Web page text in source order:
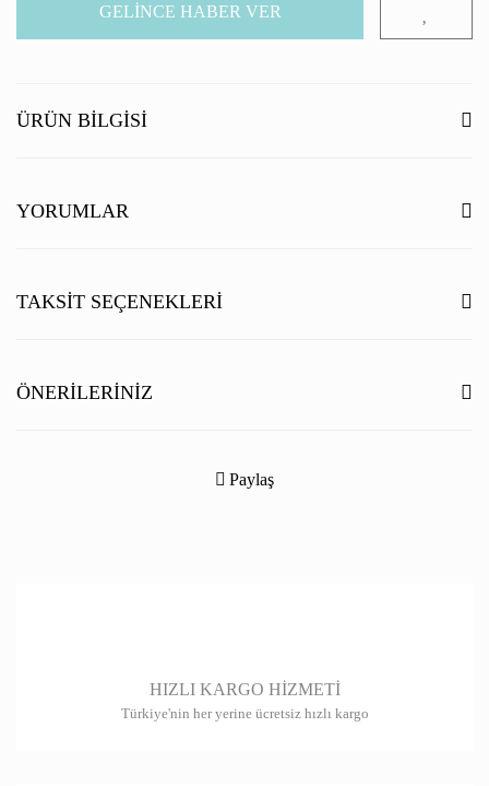
GELİNCE HABER VER
ÜRÜN BILGISI
YORUMLAR
Bu ürüne ilk yorumu siz yapın!
TAKSIT SEÇENEKLERI
ÖNERILERINIZ
yetersiz gördüğünüz noktaları öneri formunu kullanarak tarafımıza
Ürün fiyatı diğer sitelerden daha pahalı.
Paylaş
HIZLI KARGO HİZMETİ
Türkiye'nin her yerine ücretsiz hızlı kargo